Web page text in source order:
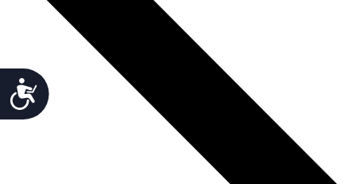
Accesibilidad